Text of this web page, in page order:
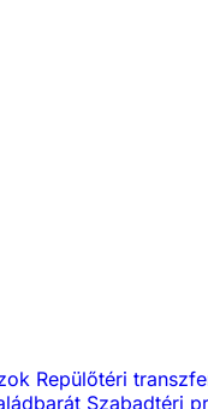
Repülőtéri
Szabadtéri